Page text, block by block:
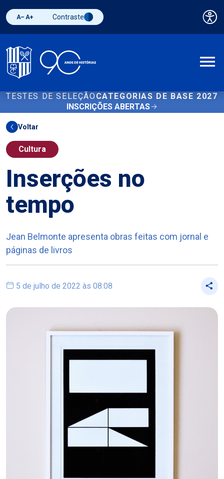
Diminuir fonte
Aumentar fonteAlternar contraste
Contraste
TESTES DE SELEÇÃO CATEGORIAS DE BASE 2027
INSCRIÇÕES ABERTAS
Voltar
Cultura
Inserções no
tempo
Jean Belmonte apresenta obras feitas com jornal e
páginas de livros
5 de julho de 2022 às 08:08